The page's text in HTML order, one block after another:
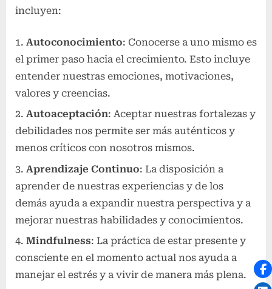
incluyen:
Autoconocimiento: Conocerse a uno mismo es
el primer paso hacia el crecimiento. Esto incluye
entender nuestras emociones, motivaciones,
valores y creencias.
Autoaceptación: Aceptar nuestras fortalezas y
debilidades nos permite ser más auténticos y
menos críticos con nosotros mismos.
Aprendizaje Continuo: La disposición a
aprender de nuestras experiencias y de los
demás ayuda a expandir nuestra perspectiva y a
mejorar nuestras habilidades y conocimientos.
Mindfulness: La práctica de estar presente y
consciente en el momento actual nos ayuda a
manejar el estrés y a vivir de manera más plena.